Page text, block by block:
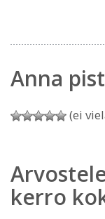
Anna
(ei
kerro